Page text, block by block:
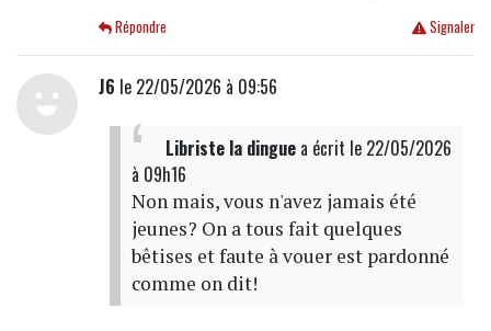
Signaler
Répondre
J6 le 22/05/2026 à 09:56
Libriste la dinguea écrit le 22/05/2026
à 09h16
Non mais, vous n'avez jamais été
jeunes? On a tous fait quelques
bêtises et faute à vouer est pardonné
comme on dit!